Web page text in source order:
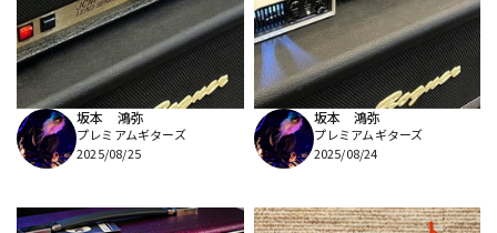
坂本 鴻弥
プレミアムギターズ
2025/08/25
坂本 鴻弥
プレミアムギターズ
2025/08/24